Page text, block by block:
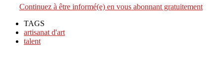
Continuez à être informé(e) en vous abonnant gratuitement
TAGS
artisanat d'art
talent